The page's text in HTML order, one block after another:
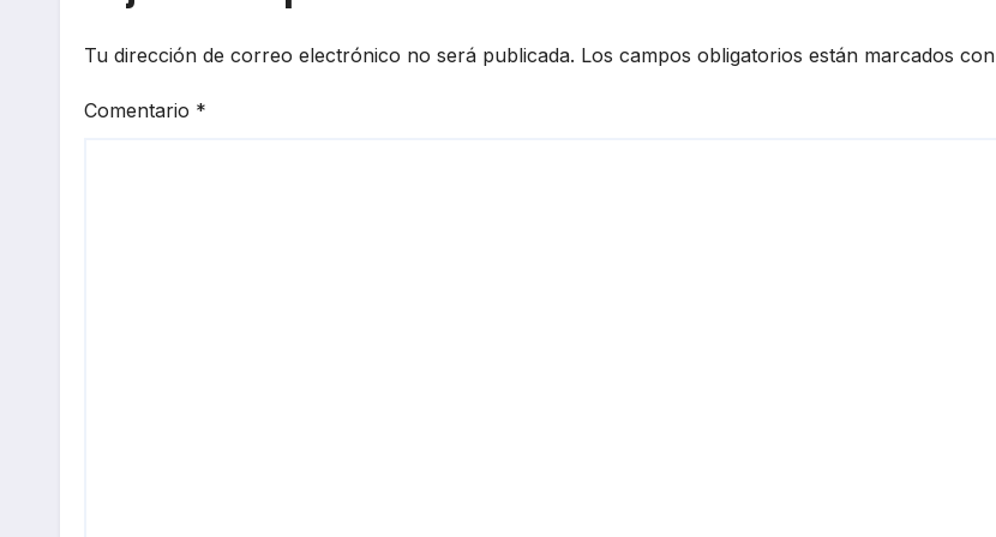
Tu dirección de correo electrónico no será publicada. Los campos obligatorios están marcados con
Comentario *